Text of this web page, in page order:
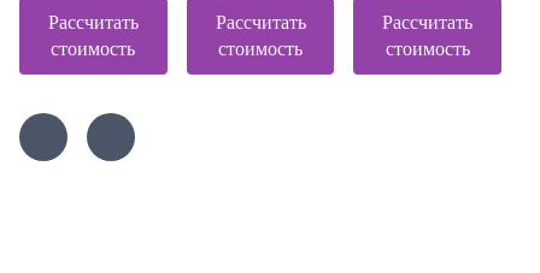
Рассчитать
стоимость
Рассчитать
стоимость
Рассчитать
стоимость